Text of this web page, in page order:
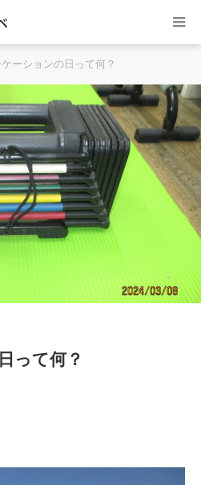
ーションの日って何？
って何？